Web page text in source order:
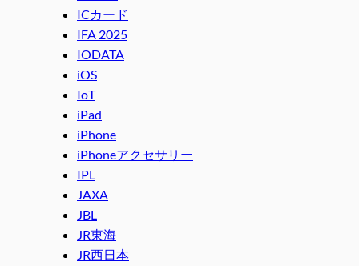
ICカード
IFA 2025
IODATA
iOS
IoT
iPad
iPhone
iPhoneアクセサリー
IPL
JAXA
JBL
JR東海
JR西日本